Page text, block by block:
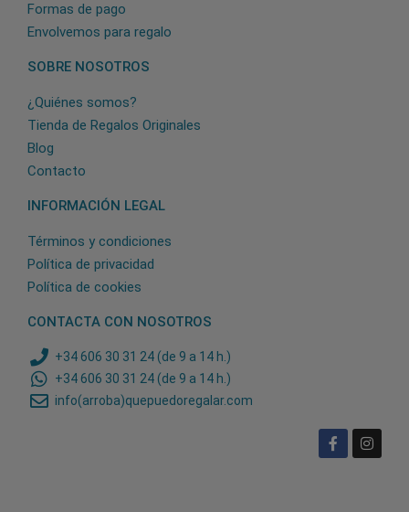
Formas de pago
Envolvemos para regalo
SOBRE NOSOTROS
¿Quiénes somos?
Tienda de Regalos Originales
Blog
Contacto
INFORMACIÓN LEGAL
Términos y condiciones
Política de privacidad
Política de cookies
CONTACTA CON NOSOTROS
+34 606 30 31 24 (de 9 a 14 h.)
+34 606 30 31 24 (de 9 a 14 h.)
info(arroba)quepuedoregalar.com